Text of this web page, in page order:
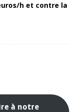
h et contre la
à notre